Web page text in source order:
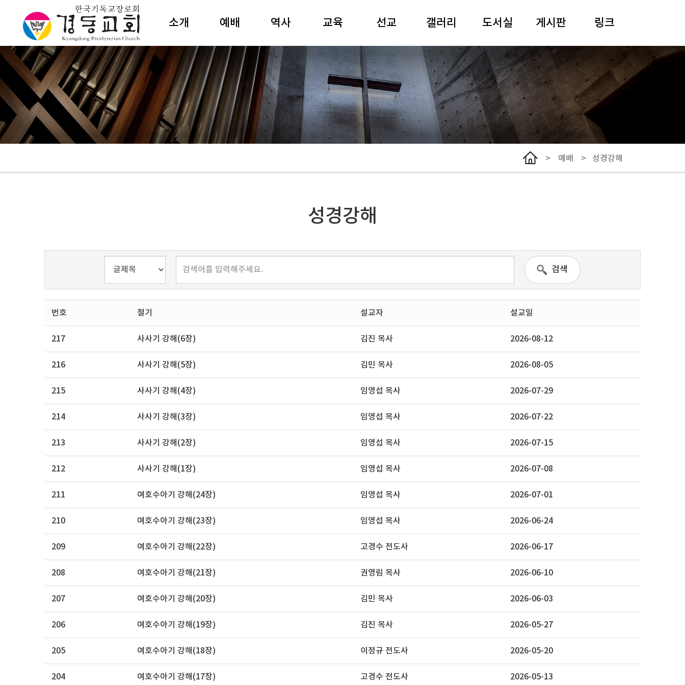
소개
담임목사
섬기는이
교회조직
예배안내
새교우안내
예전해설
갤러리카페
예배
주일예배
성경강해
수요예배
절기예배
특별예배
예배음악
상제례식
역사
역사연표
여해 강원용
목사
장공 김재준
교육
성경공부
경동강좌
경동아카데미
유치부
어린이부
중고등부
선교
선교와 나눔
국제협력
갤러리
80주년
사진
영상
공연
전시
경동회보
도서실
안내
도서검색
게시판
일정
말씀과 기도
추모
링크
여해 강원용 목사
사이버아카이브
경동어린이집
선한이웃클리닉
한국기독교장로회
총회
서울노회
NCCK
> 예배 > 성경강해
성경강해
검색
번호 절기 설교자 설교일
217 사사기 강해(6장) 김진 목사 2026-08-12
216 사사기 강해(5장) 김민 목사 2026-08-05
215 사사기 강해(4장) 임영섭 목사 2026-07-29
214 사사기 강해(3장) 임영섭 목사 2026-07-22
213 사사기 강해(2장) 임영섭 목사 2026-07-15
212 사사기 강해(1장) 임영섭 목사 2026-07-08
211 여호수아기 강해(24장) 임영섭 목사 2026-07-01
210 여호수아기 강해(23장) 임영섭 목사 2026-06-24
209 여호수아기 강해(22장) 고경수 전도사 2026-06-17
208 여호수아기 강해(21장) 권영림 목사 2026-06-10
207 여호수아기 강해(20장) 김민 목사 2026-06-03
206 여호수아기 강해(19장) 김진 목사 2026-05-27
205 여호수아기 강해(18장) 이정규 전도사 2026-05-20
204 여호수아기 강해(17장) 고경수 전도사 2026-05-13